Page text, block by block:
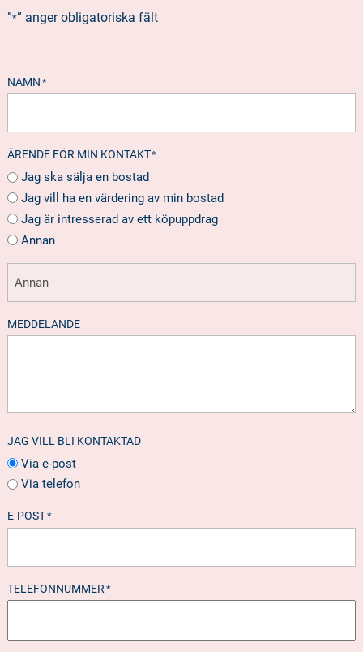
”*” anger obligatoriska fält
NAMN *
ÄRENDE FÖR MIN KONTAKT*
Jag ska sälja en bostad
Jag vill ha en värdering av min bostad
Jag är intresserad av ett köpuppdrag
Annan
MEDDELANDE
JAG VILL BLI KONTAKTAD
Via e-post
Via telefon
E-POST*
TELEFONNUMMER *